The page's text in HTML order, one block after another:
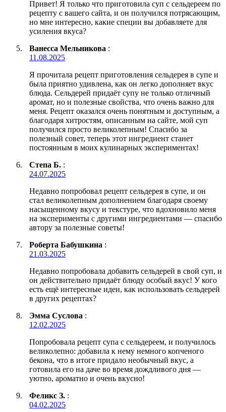
Привет! Я только что приготовила суп с сельдереем по
рецепту с вашего сайта, и он получился потрясающим,
но мне интересно, какие специи вы добавляете для
усиления вкуса?
Ванесса Мельникова :
11.08.2025
Я прочитала рецепт приготовления сельдерея в супе и
была приятно удивлена, как он легко дополняет вкус
блюда. Сельдерей придаёт супу не только отличный
аромат, но и полезные свойства, что очень важно для
меня. Рецепт оказался очень понятным и доступным, а
благодаря хитростям, описанным на сайте, мой суп
получился просто великолепным! Спасибо за
полезный совет, теперь этот ингредиент станет
постоянным в моих кулинарных экспериментах!
Степа Б. :
24.07.2025
Недавно попробовал рецепт сельдерея в супе, и он
стал великолепным дополнением благодаря своему
насыщенному вкусу и текстуре, что вдохновило меня
на эксперименты с другими ингредиентами — спасибо
автору за полезные советы!
Роберта Бабушкина :
21.03.2025
Недавно попробовала добавить сельдерей в свой суп, и
он действительно придаёт блюду особый вкус! У кого
есть ещё интересные идеи, как использовать сельдерей
в других рецептах?
Эмма Суслова :
12.02.2025
Попробовала рецепт супа с сельдереем, и получилось
великолепно: добавила к нему немного копченого
бекона, что в итоге придало необычный вкус, а
готовила его на даче во время дождливого дня —
уютно, ароматно и очень вкусно!
Феликс З. :
04.02.2025